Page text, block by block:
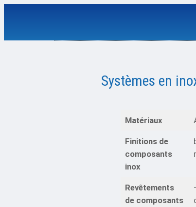
Systèmes en
Matériaux
Finitions de
composants
inox
Revêtements
de composants